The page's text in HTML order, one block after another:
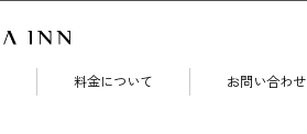
料金について お問い合わせ